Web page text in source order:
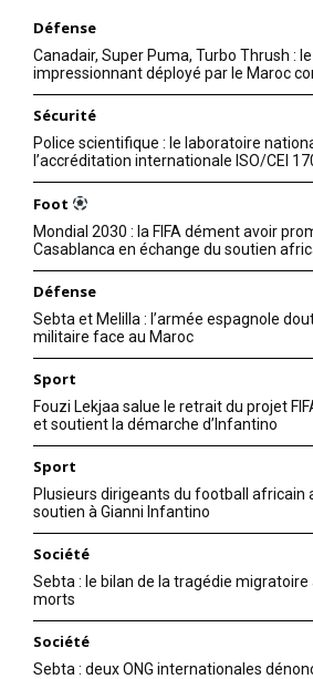
Défense
Canadair, Super Puma, Turbo Thrush :
impressionnant déployé par le Maroc
Sécurité
Police scientifique : le laboratoire
l’accréditation internationale ISO/CEI
Foot
Mondial 2030 : la FIFA dément avoir
Casablanca en échange du soutien
Défense
Sebta et Melilla : l’armée espagnole
militaire face au Maroc
Sport
Fouzi Lekjaa salue le retrait du projet
et soutient la démarche d’Infantino
Sport
Plusieurs dirigeants du football africain
soutien à Gianni Infantino
Société
Sebta : le bilan de la tragédie
morts
Société
Sebta : deux ONG internationales